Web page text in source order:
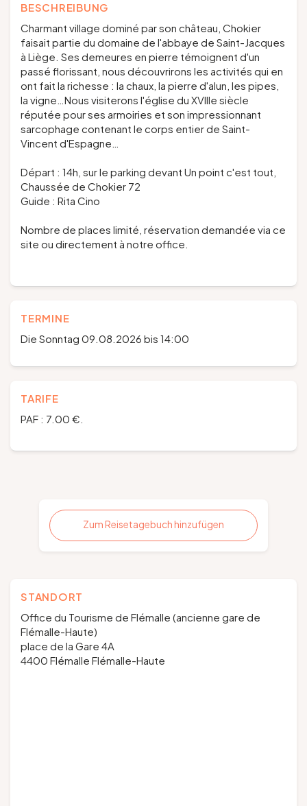
BESCHREIBUNG
Charmant village dominé par son château, Chokier
faisait partie du domaine de l'abbaye de Saint-Jacques
à Liège. Ses demeures en pierre témoignent d'un
passé florissant, nous découvrirons les activités qui en
ont fait la richesse : la chaux, la pierre d'alun, les pipes,
la vigne…Nous visiterons l'église du XVIIIe siècle
réputée pour ses armoiries et son impressionnant
sarcophage contenant le corps entier de Saint-
Vincent d'Espagne…
Départ : 14h, sur le parking devant Un point c'est tout,
Chaussée de Chokier 72
Guide : Rita Cino
Nombre de places limité, réservation demandée via ce
site ou directement à notre office.
TERMINE
Die Sonntag 09.08.2026 bis 14:00
TARIFE
PAF : 7.00 €.
Zum Reisetagebuch hinzufügen
STANDORT
Office du Tourisme de Flémalle (ancienne gare de
Flémalle-Haute)
place de la Gare 4A
4400 Flémalle Flémalle-Haute